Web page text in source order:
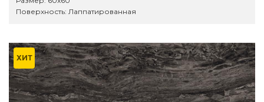
Поверхность: Лаппатированная
ХИТ